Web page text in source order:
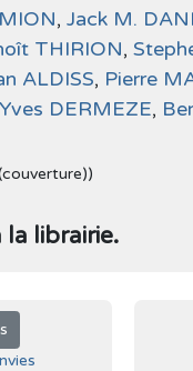
, Jack M.
THIRION,
ALDISS, Pierre
Yves DERMEZE,
librairie.